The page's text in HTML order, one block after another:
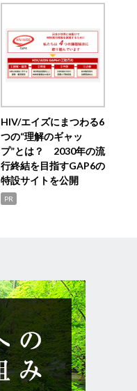
HIV/エイズにまつわる6
つの“理解のギャッ
プ”とは？ 2030年の流
行終結を目指すGAP6の
特設サイトを公開
PR